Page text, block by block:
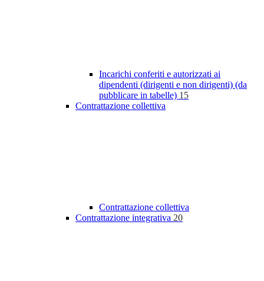
Incarichi conferiti e autorizzati ai
dipendenti (dirigenti e non dirigenti) (da
pubblicare in tabelle) 15
Contrattazione collettiva
Contrattazione collettiva
Contrattazione integrativa 20